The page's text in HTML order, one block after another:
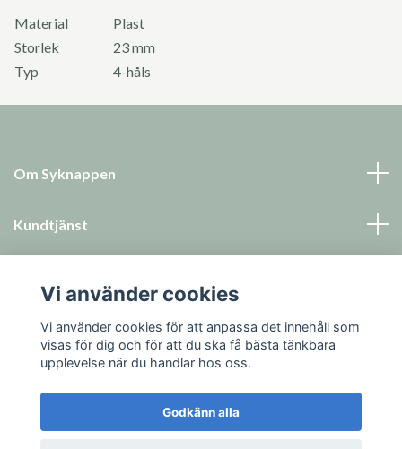
Material
Plast
Storlek
23 mm
Typ
4-håls
Om Syknappen
Kundtjänst
Sociala medier
Vi använder cookies
Vi använder cookies för att anpassa det innehåll som
visas för dig och för att du ska få bästa tänkbara
upplevelse när du handlar hos oss.
Godkänn alla